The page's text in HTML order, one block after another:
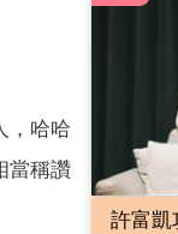
，哈哈
當稱讚
許富